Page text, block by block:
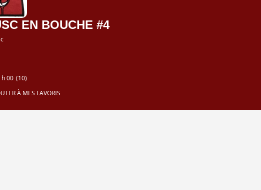
EN BOUCHE #4
h 00 (10)
À MES FAVORIS